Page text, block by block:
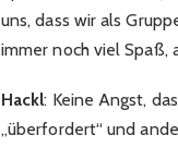
uns, dass wir als
immer noch viel Spaß,
Hackl: Keine Angst,
„überfordert“ und